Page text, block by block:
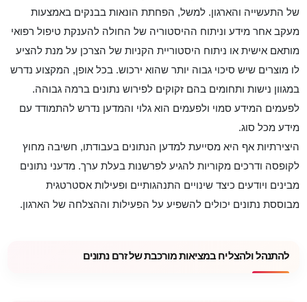
של התעשייה והארגון. למשל, הפחתת הונאות בבנקים באמצעות
מעקב אחר מידע וניתוח ההיסטוריה של החולה להענקת טיפול רפואי
מותאם אישית או ניתוח היסטוריית הקניות של הצרכן על מנת להציע
לו מוצרים שיש סיכוי גבוה יותר שהוא ירכוש. בכל אופן, המקצוע נדרש
במגוון נישות ותחומים בהם זקוקים לפירוש נתונים ברמה גבוהה.
לפעמים המידע סמוי ולפעמים הוא גלוי והמדען נדרש להתמודד עם
מידע מכל סוג.
היצירתיות אף היא מסייעת למדען הנתונים בעבודתו, חשיבה מחוץ
לקופסה ודרכים מקוריות להגיע לפרשנות בעלת ערך. מדעני נתונים
מבינים ויודעים כיצד שינויים התנהגותיים ופעילות אסטרטגית
מבוססת נתונים יכולים להשפיע על הפעילות וההצלחה של הארגון.
להתנהל ולהצליח במציאות מורכבת של זרם נתונים